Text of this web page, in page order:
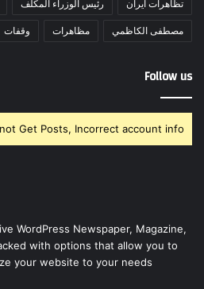
تظاهرات ايران رئيس الوزراء المكلف
مصطفى الكاظمي مظاهرات وقفات
Follow us
Get Posts, Incorrect account info.
WordPress Newspaper, Magazine,
with options that allow you to
your website to your needs.